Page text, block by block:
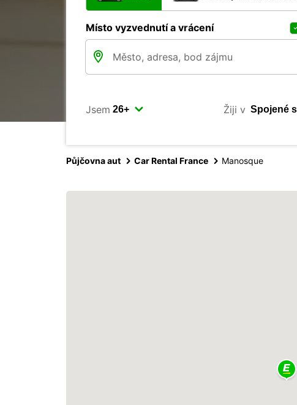
Místo vyzvednutí a vrácení
Jsem Žiji v
Půjčovna aut Car Rental France Manosque